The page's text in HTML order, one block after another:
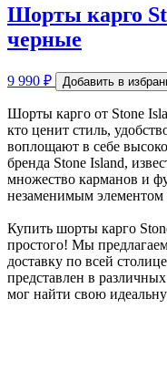
Шорты карго
черные
9 990 ₽ Добавить в
Шорты карго от Stone
кто ценит стиль,
воплощают в себе
бренда Stone Island,
множество карманов и
незаменимым элементом
Купить шорты карго
простого! Мы
доставку по всей
представлен в
мог найти свою